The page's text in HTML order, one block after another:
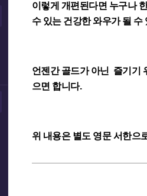
이렇게 개편된다면 누구나
수 있는 건강한 와우가 될
언젠간 골드가 아닌 즐기기
으면 합니다.
위 내용은 별도 영문 서한으